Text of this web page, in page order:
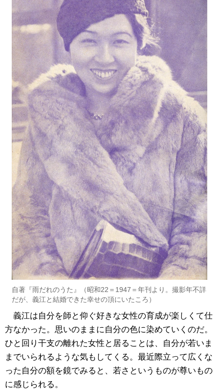
自著『雨だれのうた』（昭和22＝1947＝年刊より。撮影年不詳
だが、義江と結婚できた幸せの頂にいたころ）
義江は自分を師と仰ぐ好きな女性の育成が楽しくて仕
方なかった。思いのままに自分の色に染めていくのだ。
ひと回り干支の離れた女性と居ることは、自分が若いま
までいられるような気もしてくる。最近際立って広くな
った自分の額を鏡でみると、若さというものが尊いもの
に感じられる。